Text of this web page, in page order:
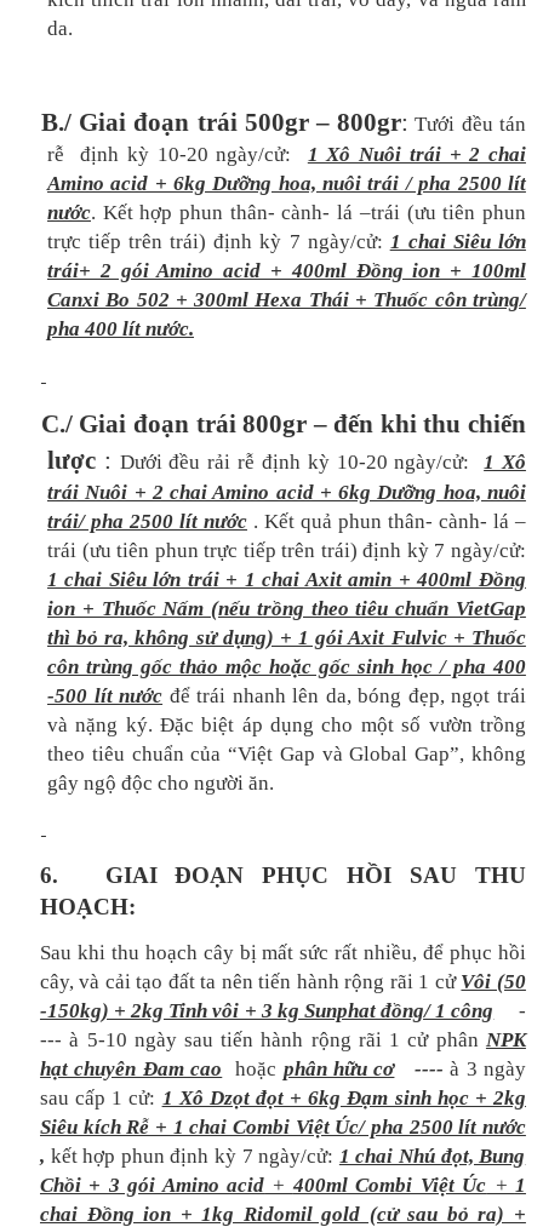
da.
B./ Giai đoạn trái 500gr – 800gr: Tưới đều tán
rễ định kỳ 10-20 ngày/cử: 1 Xô Nuôi trái + 2 chai
Amino acid + 6kg Dưỡng hoa, nuôi trái / pha 2500 lít
nước. Kết hợp phun thân- cành- lá –trái (ưu tiên phun
trực tiếp trên trái) định kỳ 7 ngày/cử: 1 chai Siêu lớn
trái+ 2 gói Amino acid + 400ml Đồng ion + 100ml
Canxi Bo 502 + 300ml Hexa Thái + Thuốc côn trùng/
pha 400 lít nước.
C./ Giai đoạn trái 800gr – đến khi thu chiến
lược : Dưới đều rải rễ định kỳ 10-20 ngày/cử:1 Xô
trái Nuôi + 2 chai Amino acid + 6kg Dưỡng hoa, nuôi
trái/ pha 2500 lít nước. Kết quả phun thân- cành- lá –
trái (ưu tiên phun trực tiếp trên trái) định kỳ 7 ngày/cử:
1 chai Siêu lớn trái + 1 chai Axit amin + 400ml Đồng
ion + Thuốc Nấm (nếu trồng theo tiêu chuẩn VietGap
thì bỏ ra, không sử dụng) + 1 gói Axit Fulvic + Thuốc
côn trùng gốc thảo mộc hoặc gốc sinh học / pha 400
-500 lít nước để trái nhanh lên da, bóng đẹp, ngọt trái
và nặng ký. Đặc biệt áp dụng cho một số vườn trồng
theo tiêu chuẩn của “Việt Gap và Global Gap”, không
gây ngộ độc cho người ăn.
6.
GIAI ĐOẠN PHỤC HỒI SAU THU
HOẠCH:
Sau khi thu hoạch cây bị mất sức rất nhiều, để phục hồi
cây, và cải tạo đất ta nên tiến hành rộng rãi 1 cử Vôi (50
-150kg) + 2kg Tinh vôi + 3 kg Sunphat đồng/ 1 công -
---à 5-10 ngày sau tiến hành rộng rãi 1 cử phân NPK
hạt chuyên Đam cao
hoặc phân hữu cơ---- à 3 ngày
sau cấp 1 cử: 1 Xô Dzọt đọt + 6kg Đạm sinh học + 2kg
Siêu kích Rễ + 1 chai Combi Việt Úc/ pha 2500 lít nước
, kết hợp phun định kỳ 7 ngày/cử: 1 chai Nhú đọt, Bung
Chồi + 3 gói Amino acid +400ml Combi Việt Úc + 1
chai Đồng ion + 1kg Ridomil gold (cử sau bỏ ra) +